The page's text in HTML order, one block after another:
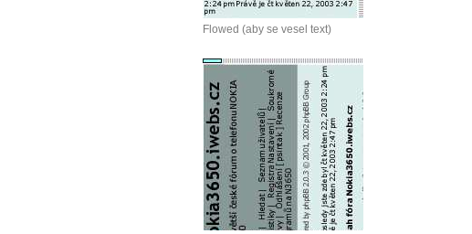
Flowed (aby se vesel text)